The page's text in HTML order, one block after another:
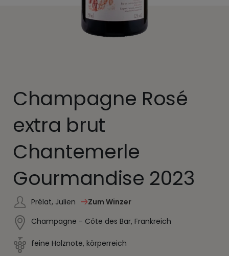
Champagne Rosé
extra brut
Chantemerle
Gourmandise 2023
Prélat, Julien
Zum Winzer
Champagne - Côte des Bar, Frankreich
feine Holznote, körperreich